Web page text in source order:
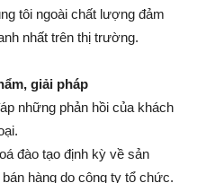
tôi ngoài chất lượng đảm
nhất trên thị trường.
giải pháp
những phản hồi của khách
đào tạo định kỳ về sản
hàng do công ty tổ chức.